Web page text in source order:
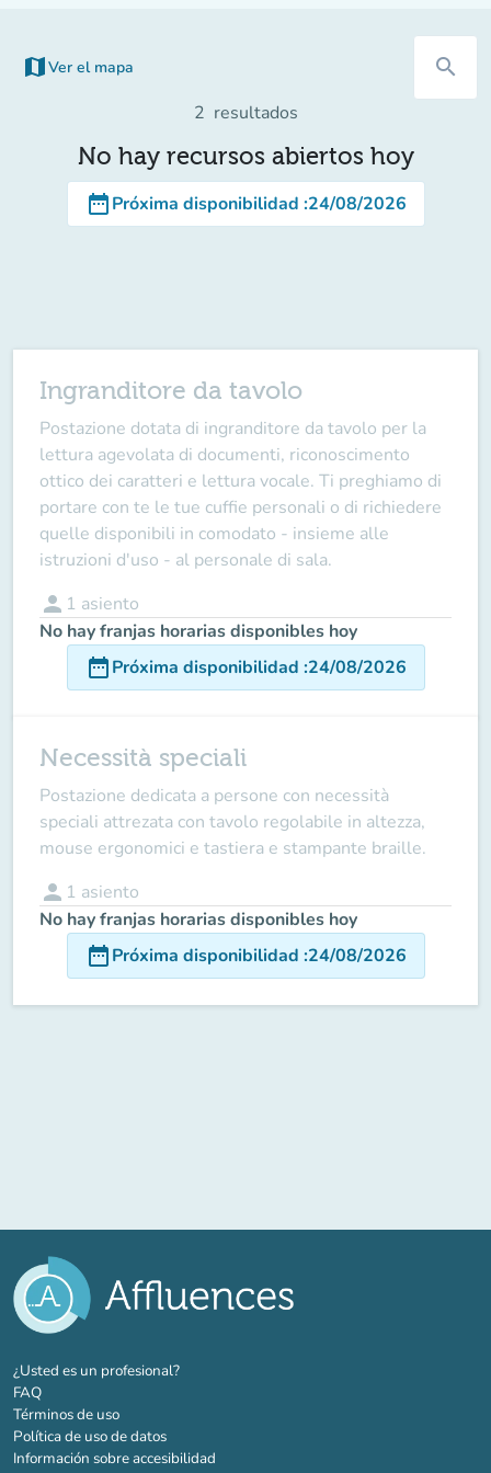
map Ver el mapa
(nueva pestaña) search
2 resultados
No hay recursos abiertos hoy
date_rangePróxima disponibilidad :24/08/2026
Ingranditore da tavolo
Postazione dotata di ingranditore da tavolo per la
lettura agevolata di documenti, riconoscimento
ottico dei caratteri e lettura vocale. Ti preghiamo di
portare con te le tue cuffie personali o di richiedere
quelle disponibili in comodato - insieme alle
istruzioni d'uso - al personale di sala.
person 1 asiento
No hay franjas horarias disponibles hoy
date_rangePróxima disponibilidad :24/08/2026
Necessità speciali
Postazione dedicata a persone con necessità
speciali attrezata con tavolo regolabile in altezza,
mouse ergonomici e tastiera e stampante braille.
person 1 asiento
No hay franjas horarias disponibles hoy
date_rangePróxima disponibilidad :24/08/2026
¿Usted es un profesional?(nueva pestaña)
FAQ
Términos de uso
Política de uso de datos
Información sobre accesibilidad